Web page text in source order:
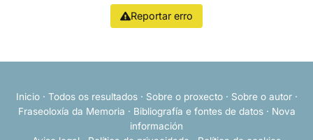
Reportar erro
Inicio· Todos os resultados· Sobre o proxecto· Sobre o autor·
Fraseoloxía da Memoria · Bibliografía e fontes de datos· Nova
información